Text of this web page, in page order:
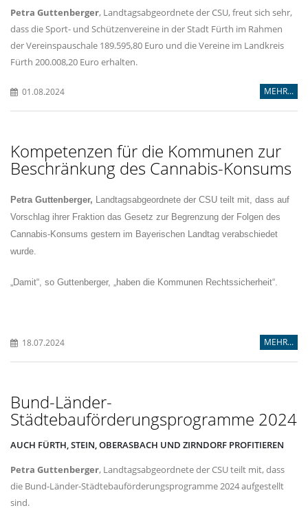
Petra Guttenberger, Landtagsabgeordnete der CSU, freut sich sehr,
dass die Sport- und Schützenvereine in der Stadt Fürth im Rahmen
der Vereinspauschale 189.595,80 Euro und die Vereine im Landkreis
Fürth 200.008,20 Euro erhalten.
01.08.2024 MEHR...
Kompetenzen für die Kommunen zur
Beschränkung des Cannabis-Konsums
Petra Guttenberger, Landtagsabgeordnete der CSU teilt mit, dass auf
Vorschlag ihrer Fraktion das Gesetz zur Begrenzung der Folgen des
Cannabis-Konsums gestern im Bayerischen Landtag verabschiedet
wurde.
Damit“, so Guttenberger, „haben die Kommunen Rechtssicherheit“.
18.07.2024 MEHR...
Bund-Länder-
Städtebauförderungsprogramme 2024
AUCH FÜRTH, STEIN, OBERASBACH UND ZIRNDORF PROFITIEREN
Petra Guttenberger, Landtagsabgeordnete der CSU teilt mit, dass
die Bund-Länder-Städtebauförderungsprogramme 2024 aufgestellt
sind.